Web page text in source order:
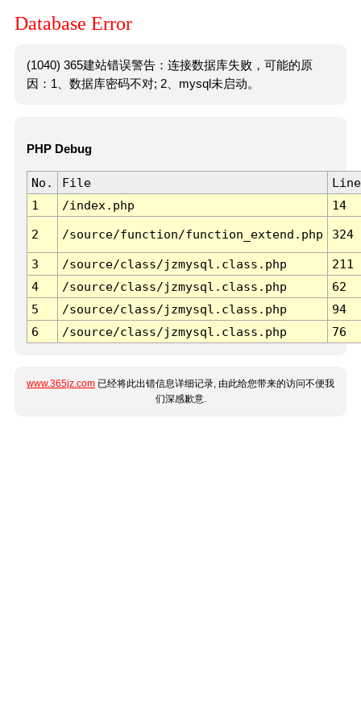
Database Error
(1040) 365建站错误警告：连接数据库失败，可能的原
因：1、数据库密码不对; 2、mysql未启动。
PHP Debug
No. File
Line
1
/index.php 14
2 /source/function/function_extend.php 324
3 /source/class/jzmysql.class.php
211
4
/source/class/jzmysql.class.php
62
5
/source/class/jzmysql.class.php
94
6
/source/class/jzmysql.class.php 76
www.365jz.com 已经将此出错信息详细记录, 由此给您带来的访问不便我
们深感歉意.